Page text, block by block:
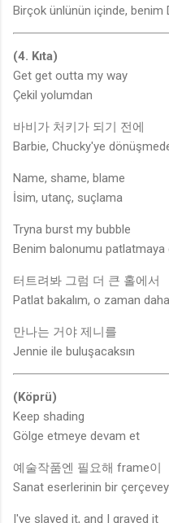
Birçok ünlünün içinde, benim
(4. Kıta)
Get get outta my way
Çekil yolumdan
바비가 처키가 되기 전에
Barbie, Chucky'ye
Name, shame, blame
İsim, utanç, suçlama
Tryna burst my bubble
Benim balonumu patlatmaya
터트려봐 그럼 더 큰 홀에서
Patlat bakalım, o zaman
만나는 거야 제니를
Jennie ile buluşacaksın
(Köprü)
Keep shading
Gölge etmeye devam et
예술작품엔 필요해 frame이
Sanat eserlerinin bir
I've slayed it, and I graved it